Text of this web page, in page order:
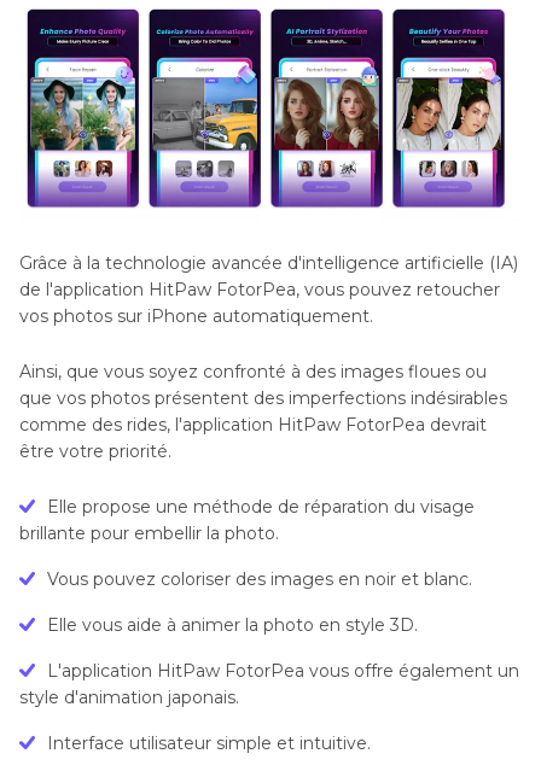
Grâce à la technologie avancée d'intelligence artificielle (IA)
de l'application HitPaw FotorPea, vous pouvez retoucher
vos photos sur iPhone automatiquement.
Ainsi, que vous soyez confronté à des images floues ou
que vos photos présentent des imperfections indésirables
comme des rides, l'application HitPaw FotorPea devrait
être votre priorité.
Elle propose une méthode de réparation du visage
brillante pour embellir la photo.
Vous pouvez coloriser des images en noir et blanc.
Elle vous aide à animer la photo en style 3D.
L'application HitPaw FotorPea vous offre également un
style d'animation japonais.
Interface utilisateur simple et intuitive.